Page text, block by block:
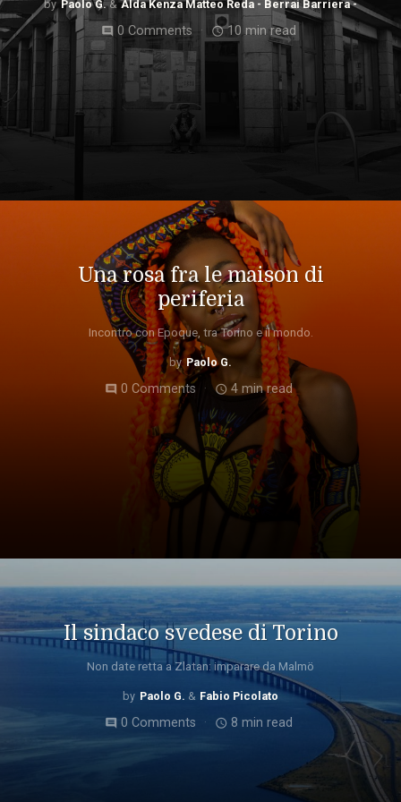
Paolo G. Alda Kenza Matteo Reda - Berrai Barriera -
comment 0 Comments access_time10 min read
Una rosa fra le maison di
periferia
Incontro con Epoque, tra Torino e il mondo.
Paolo G.
comment 0 Comments access_time 4 min read
Il sindaco svedese di Torino
Non date retta a Zlatan: imparare da Malmö
Paolo G. Fabio Picolato
comment0 Comments access_time 8 min read